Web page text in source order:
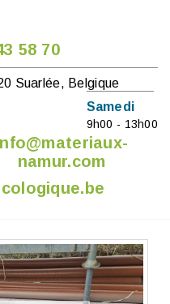
58 70
Suarlée, Belgique
Samedi
9h00 - 13h00
namur.com